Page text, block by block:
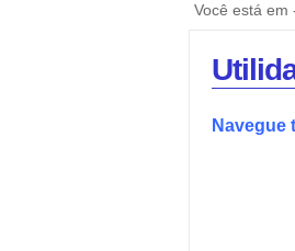
Você está em
Navegue